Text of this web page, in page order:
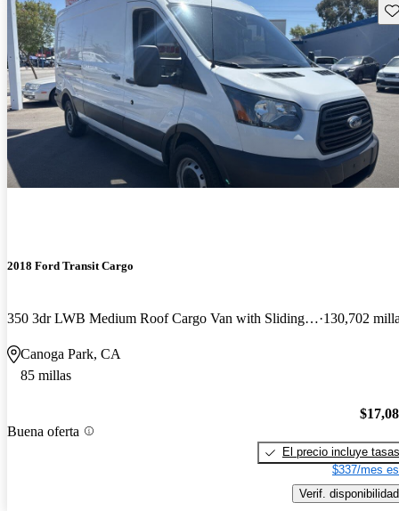
2018 Ford Transit Cargo
350 3dr LWB Medium Roof Cargo Van with Sliding Passenger Side Door 130,702
Canoga Park, CA
85 millas
Buena oferta
El precio incluye tasas
$337/mes
Verif. disponibilidad